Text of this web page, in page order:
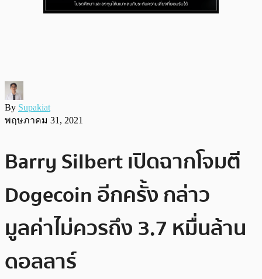
By Supakiat
พฤษภาคม 31, 2021
Barry Silbert เปิดฉากโจมตี
Dogecoin อีกครั้ง กล่าว
มูลค่าไม่ควรถึง 3.7 หมื่นล้าน
ดอลลาร์